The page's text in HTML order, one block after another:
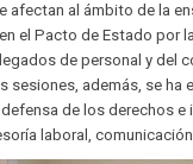
afectan al ámbito de la
el Pacto de Estado por
de personal y del
sesiones, además, se
defensa de los derechos
laboral,